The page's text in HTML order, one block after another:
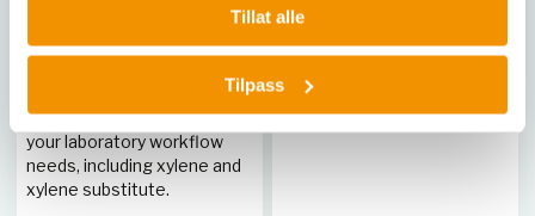
Tillat alle
Tilpass
Histosolve 4x 5 L
Epredia offers a variety of
clearing reagents to meet
your laboratory workflow
needs, including xylene and
xylene substitute.
EPREDIA
Instant EOSIN, pulver,
SHA 6765040